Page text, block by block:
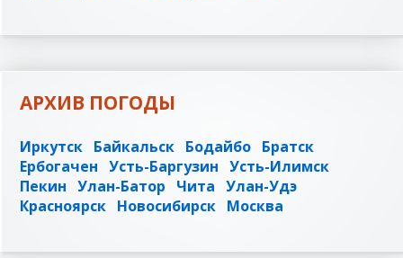
АРХИВ ПОГОДЫ
Иркутск Байкальск Бодайбо Братск
Ербогачен Усть-Баргузин Усть-Илимск
Пекин Улан-Батор Чита Улан-Удэ
Красноярск Новосибирск Москва